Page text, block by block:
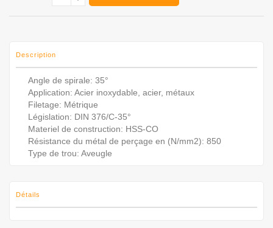
Description
Angle de spirale: 35°
Application: Acier inoxydable, acier, métaux
Filetage: Métrique
Législation: DIN 376/C-35°
Materiel de construction: HSS-CO
Résistance du métal de perçage en (N/mm2): 850
Type de trou: Aveugle
Détails